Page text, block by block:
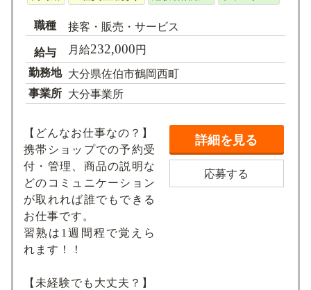
職種 接客・販売・サービス
給与 月給232,000円
勤務地 大分県佐伯市鶴岡西町
事業所 大分事業所
【どんなお仕事なの？】
携帯ショップでの予約受
付・管理、商品の説明な
どのコミュニケーション
が取れれば誰でもできる
お仕事です。
習熟は1週間程で覚えら
れます！！
【未経験でも大丈夫？】
詳細を見る
応募する